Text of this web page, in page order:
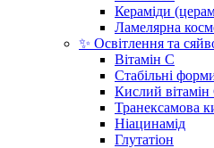
Кераміди
Ламелярна
✨ Освітлення та
Вітамін С
Стабільні
Кислий
Транексамова
Ніацинамід
Глутатіон